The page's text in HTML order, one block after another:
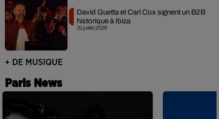
31 juillet 2026
David Guetta et Carl Cox signent un B2B
historique à Ibiza
+ DE MUSIQUE
Paris News